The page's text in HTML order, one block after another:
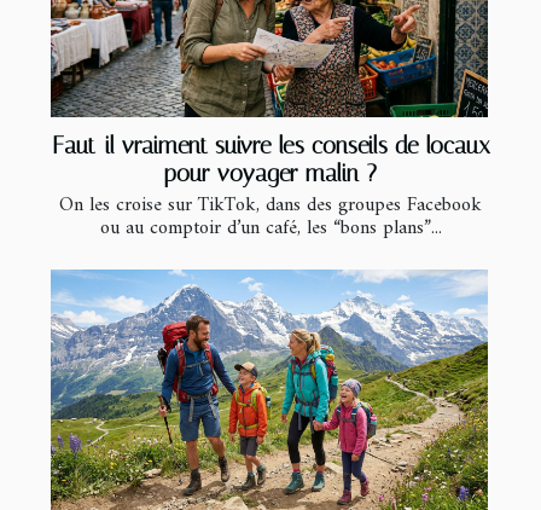
Faut-il vraiment suivre les conseils de locaux
pour voyager malin ?
On les croise sur TikTok, dans des groupes Facebook
ou au comptoir d’un café, les “bons plans”...